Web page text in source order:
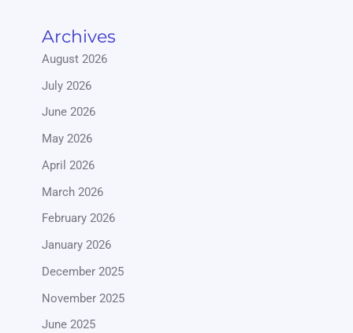
Archives
August 2026
July 2026
June 2026
May 2026
April 2026
March 2026
February 2026
January 2026
December 2025
November 2025
June 2025